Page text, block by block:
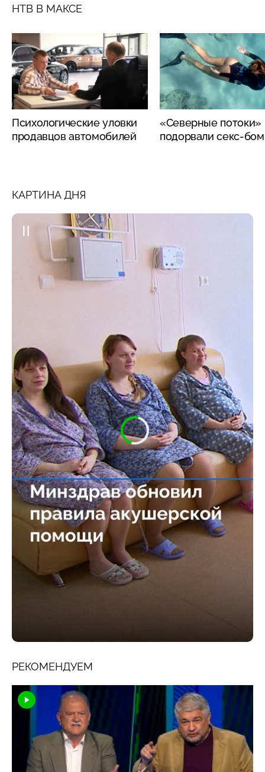
НТВ В МАКСЕ
Психологические уловки
продавцов автомобилей
«Северные потоки»
подорвали секс-
КАРТИНА ДНЯ
РЕКОМЕНДУЕМ